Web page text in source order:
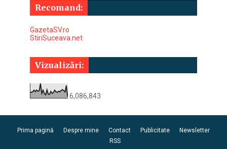
Recomand:
GazetaSV.ro
StiriSuceava.net
Vizualizări:
6,086,843
Prima pagină Despre mine Contact Publicitate
Newsletter
RSS